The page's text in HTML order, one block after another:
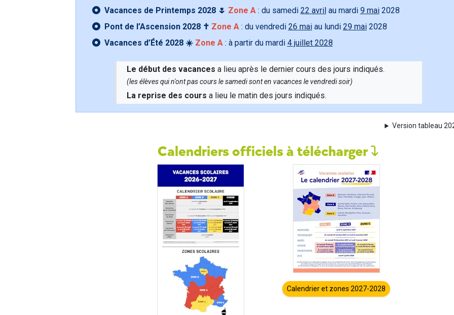
Vacances de Printemps 2028 🌷 Zone A: du samedi 22 avril au mardi 9 mai2028
Pont de l’Ascension 2028 ✝️ Zone A: du vendredi 26 maiau lundi 29 mai2028
Vacances d’Été 2028 ☀️ Zone A: à partir du mardi 4 juillet 2028
Le début des vacances a lieu après le dernier cours des jours indiqués.
(les élèves qui n'ont pas cours le samedi sont en vacances le vendredi soir)
La reprise des cours a lieu le matin des jours indiqués.
Version tableau
Calendriers officiels à télécharger
Calendrier et zones 2027-2028